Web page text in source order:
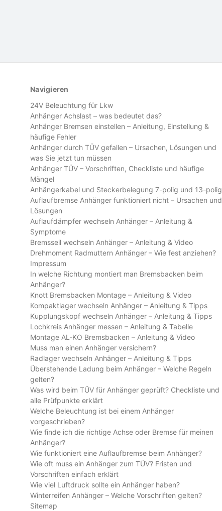
Navigieren
24V Beleuchtung für Lkw
Anhänger Achslast – was bedeutet das?
Anhänger Bremsen einstellen – Anleitung, Einstellung &
häufige Fehler
Anhänger durch TÜV gefallen – Ursachen, Lösungen und
was Sie jetzt tun müssen
Anhänger TÜV – Vorschriften, Checkliste und häufige
Mängel
Anhängerkabel und Steckerbelegung 7-polig und 13-polig
Auflaufbremse Anhänger funktioniert nicht – Ursachen und
Lösungen
Auflaufdämpfer wechseln Anhänger – Anleitung &
Symptome
Bremsseil wechseln Anhänger – Anleitung & Video
Drehmoment Radmuttern Anhänger – Wie fest anziehen?
Impressum
In welche Richtung montiert man Bremsbacken beim
Anhänger?
Knott Bremsbacken Montage – Anleitung & Video
Kompaktlager wechseln Anhänger – Anleitung & Tipps
Kupplungskopf wechseln Anhänger – Anleitung & Tipps
Lochkreis Anhänger messen – Anleitung & Tabelle
Montage AL-KO Bremsbacken – Anleitung & Video
Muss man einen Anhänger versichern?
Radlager wechseln Anhänger – Anleitung & Tipps
Überstehende Ladung beim Anhänger – Welche Regeln
gelten?
Was wird beim TÜV für Anhänger geprüft? Checkliste und
alle Prüfpunkte erklärt
Welche Beleuchtung ist bei einem Anhänger
vorgeschrieben?
Wie finde ich die richtige Achse oder Bremse für meinen
Anhänger?
Wie funktioniert eine Auflaufbremse beim Anhänger?
Wie oft muss ein Anhänger zum TÜV? Fristen und
Vorschriften einfach erklärt
Wie viel Luftdruck sollte ein Anhänger haben?
Winterreifen Anhänger – Welche Vorschriften gelten?
Sitemap